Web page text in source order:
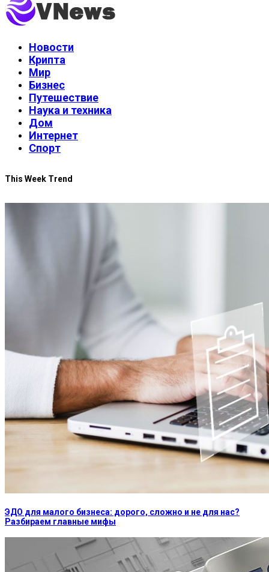
Новости
Крипта
Мир
Бизнес
Путешествие
Наука и техника
Дом
Интернет
Спорт
This Week Trend
ЭДО для малого бизнеса: дорого, сложно и не для нас?
Разбираем главные мифы